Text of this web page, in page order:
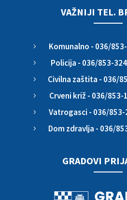
VAŽNIJI TEL.
5 Komunalno - 036/
5 Policija - 036/853-324
5 Civilna zaštita - 036/
5 Crveni križ - 036/853-
5 Vatrogasci - 036/853-
5 Dom zdravlja - 036/
GRADOVI